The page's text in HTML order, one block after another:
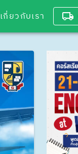
เกี่ยวกับเรา